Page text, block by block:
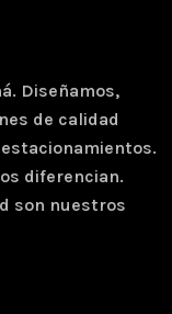
Diseñamos,
de calidad
diferencian.
son nuestros